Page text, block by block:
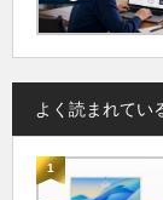
よく読まれてい
1